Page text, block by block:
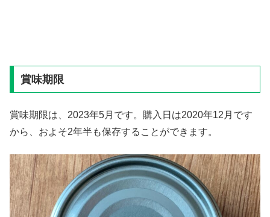
賞味期限
賞味期限は、2023年5月です。購入日は2020年12月です
から、およそ2年半も保存することができます。